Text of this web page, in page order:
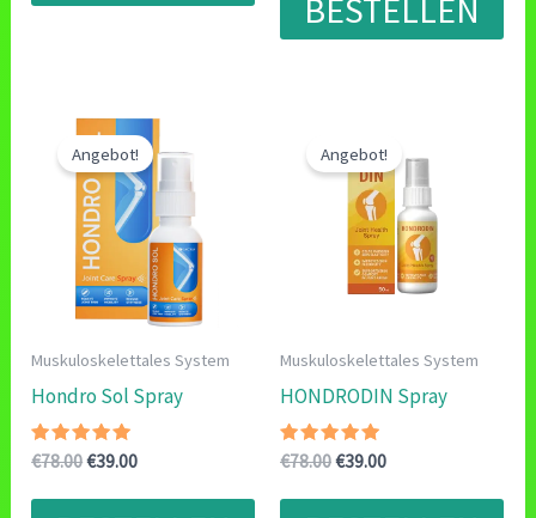
€78.00 €39.00.
BESTELLEN
Angebot!
Muskuloskelettales System
Hondro Sol Spray
Bewertet
€78.00Ursprünglicher
war:
€39.00Aktueller
ist:
Angebot!
Muskuloskelettales System
HONDRODIN Spray
Bewertet
€78.00Ursprünglicher
war:
€39.00Aktueller
ist: